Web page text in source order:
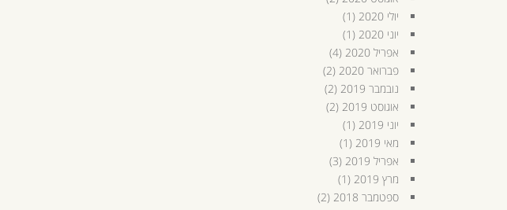
יולי 2020
(1)
יוני 2020
(1)
אפריל 2020
(4)
פברואר 2020
(2)
נובמבר 2019
(2)
אוגוסט 2019
(2)
יוני 2019
(1)
מאי 2019
(1)
אפריל 2019
(3)
מרץ 2019
(1)
ספטמבר 2018
(2)